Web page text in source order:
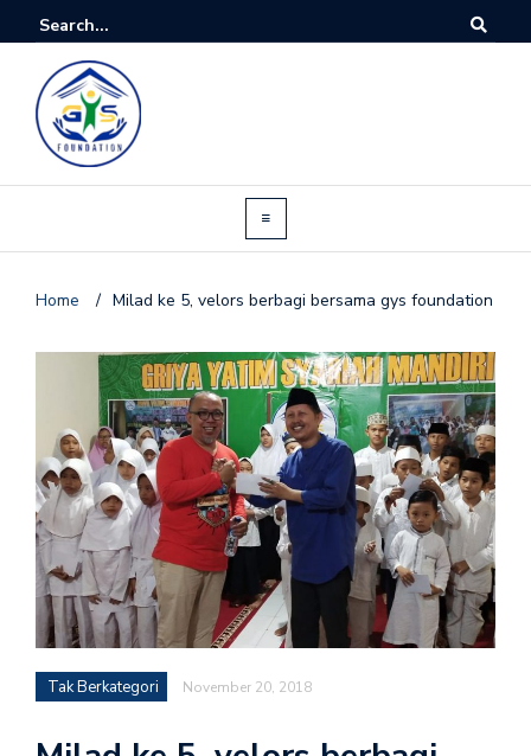
Home / Milad ke 5, velors berbagi bersama gys foundation
Tak Berkategori November 20, 2018